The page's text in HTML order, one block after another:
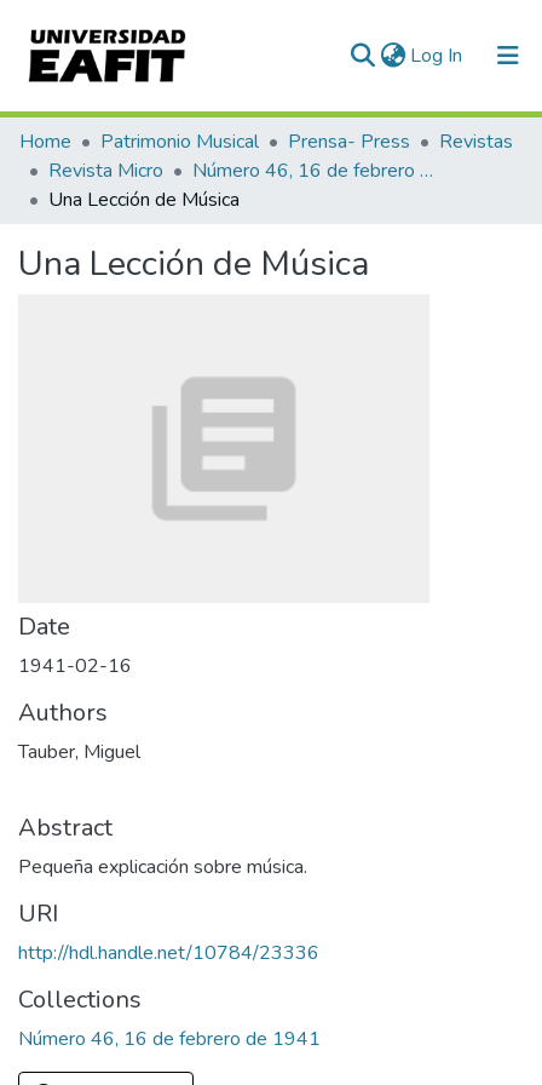
Log In (current)
Communities & Collections
All of DSpace
Home Patrimonio Musical Prensa- Press
Revistas
Revista Micro
Número 46, 16 de febrero de 1941
Una Lección de Música
Una Lección de Música
Date
1941-02-16
Authors
Tauber, Miguel
Abstract
Pequeña explicación sobre música.
URI
http://hdl.handle.net/10784/23336
Collections
Número 46, 16 de febrero de 1941